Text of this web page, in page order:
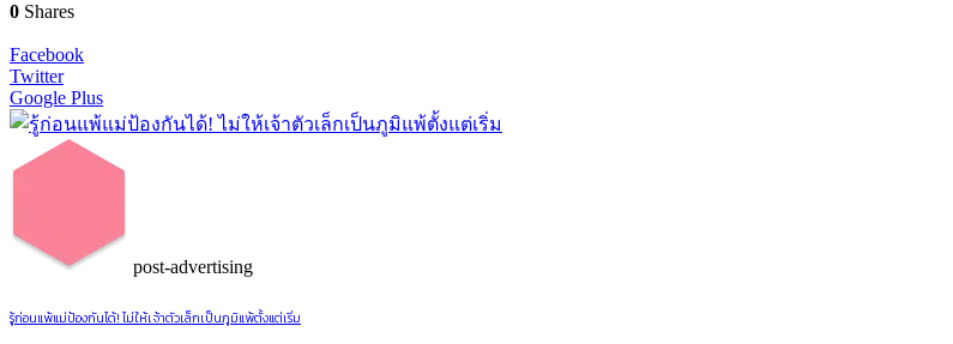
0 Shares
Facebook
Twitter
Google Plus
post-advertising
รู้ก่อนแพ้แม่ป้องกันได้! ไม่ให้เจ้าตัวเล็กเป็นภูมิแพ้ตั้งแต่เริ่ม